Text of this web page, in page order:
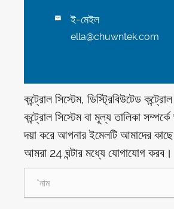
 ই-মেইল
ella@chuwntek.com
কন্ট্রোল সিস্টেম, ডিস্ট্রিবিউটেড
কন্ট্রোল সিস্টেম বা মূল্য তালিকা
দয়া করে আপনার ইমেলটি আমাদের
আমরা 24 ঘন্টার মধ্যে যোগাযোগ করব।